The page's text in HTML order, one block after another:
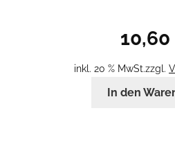
10,60
inkl. 20 % MwSt.zzgl.
In den